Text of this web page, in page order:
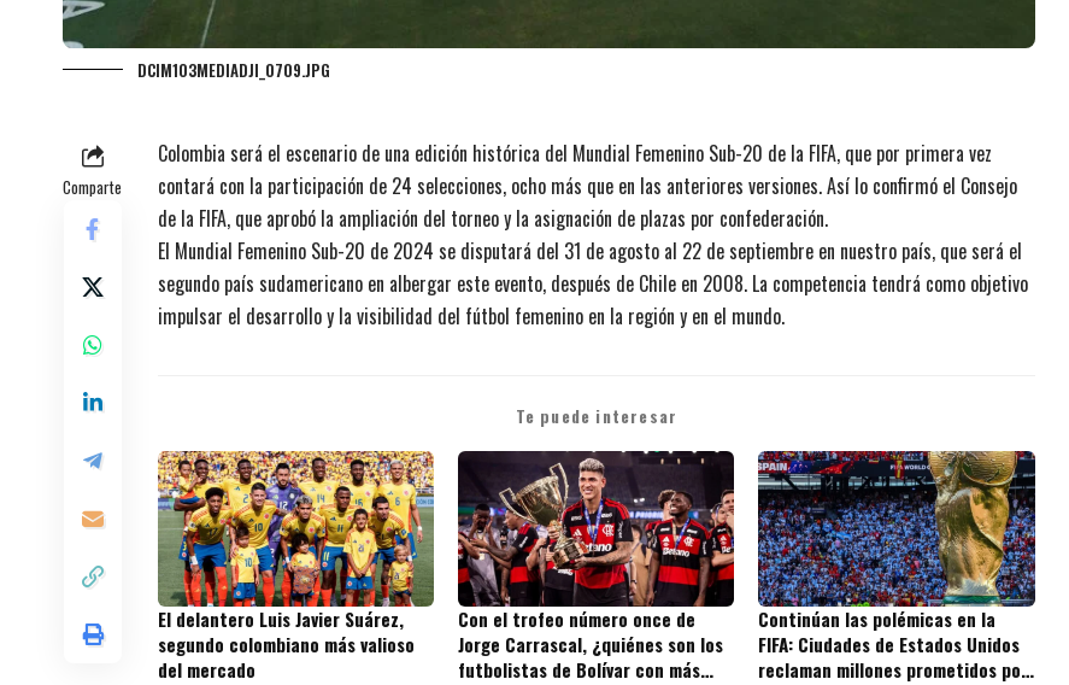
DCIM103MEDIADJI_0709.JPG
Comparte
Colombia será el escenario de una edición histórica del Mundial Femenino Sub-20 de la FIFA, que por primera vez
contará con la participación de 24 selecciones, ocho más que en las anteriores versiones. Así lo confirmó el Consejo
de la FIFA, que aprobó la ampliación del torneo y la asignación de plazas por confederación.
El Mundial Femenino Sub-20 de 2024 se disputará del 31 de agosto al 22 de septiembre en nuestro país, que será el
segundo país sudamericano en albergar este evento, después de Chile en 2008. La competencia tendrá como objetivo
impulsar el desarrollo y la visibilidad del fútbol femenino en la región y en el mundo.
Te puede interesar
El delantero Luis Javier Suárez,
segundo colombiano más valioso
del mercado
Con el trofeo número once de
Jorge Carrascal, ¿quiénes son los
futbolistas de Bolívar con más
Continúan las polémicas en la
FIFA: Ciudades de Estados Unidos
reclaman millones prometidos por